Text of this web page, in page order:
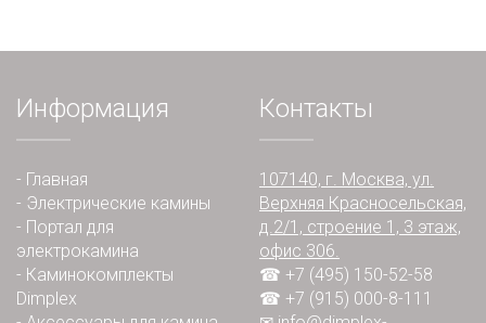
Информация
- Главная
- Электрические камины
- Портал для
электрокамина
- Каминокомплекты
Dimplex
Контакты
107140, г. Москва, ул.
Верхняя Красносельская,
д.2/1, строение 1, 3 этаж,
офис 306.
☎ +7 (495) 150-52-58
☎ +7 (915) 000-8-111